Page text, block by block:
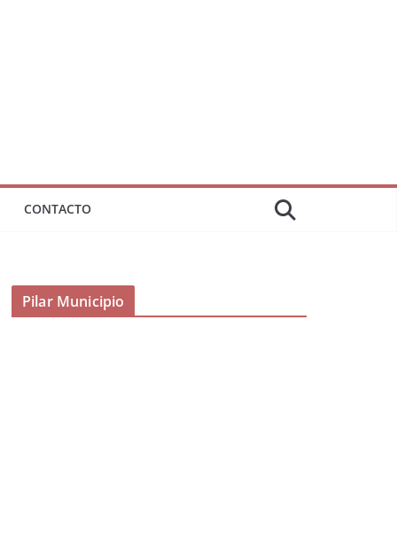
CONTACTO
Pilar Municipio